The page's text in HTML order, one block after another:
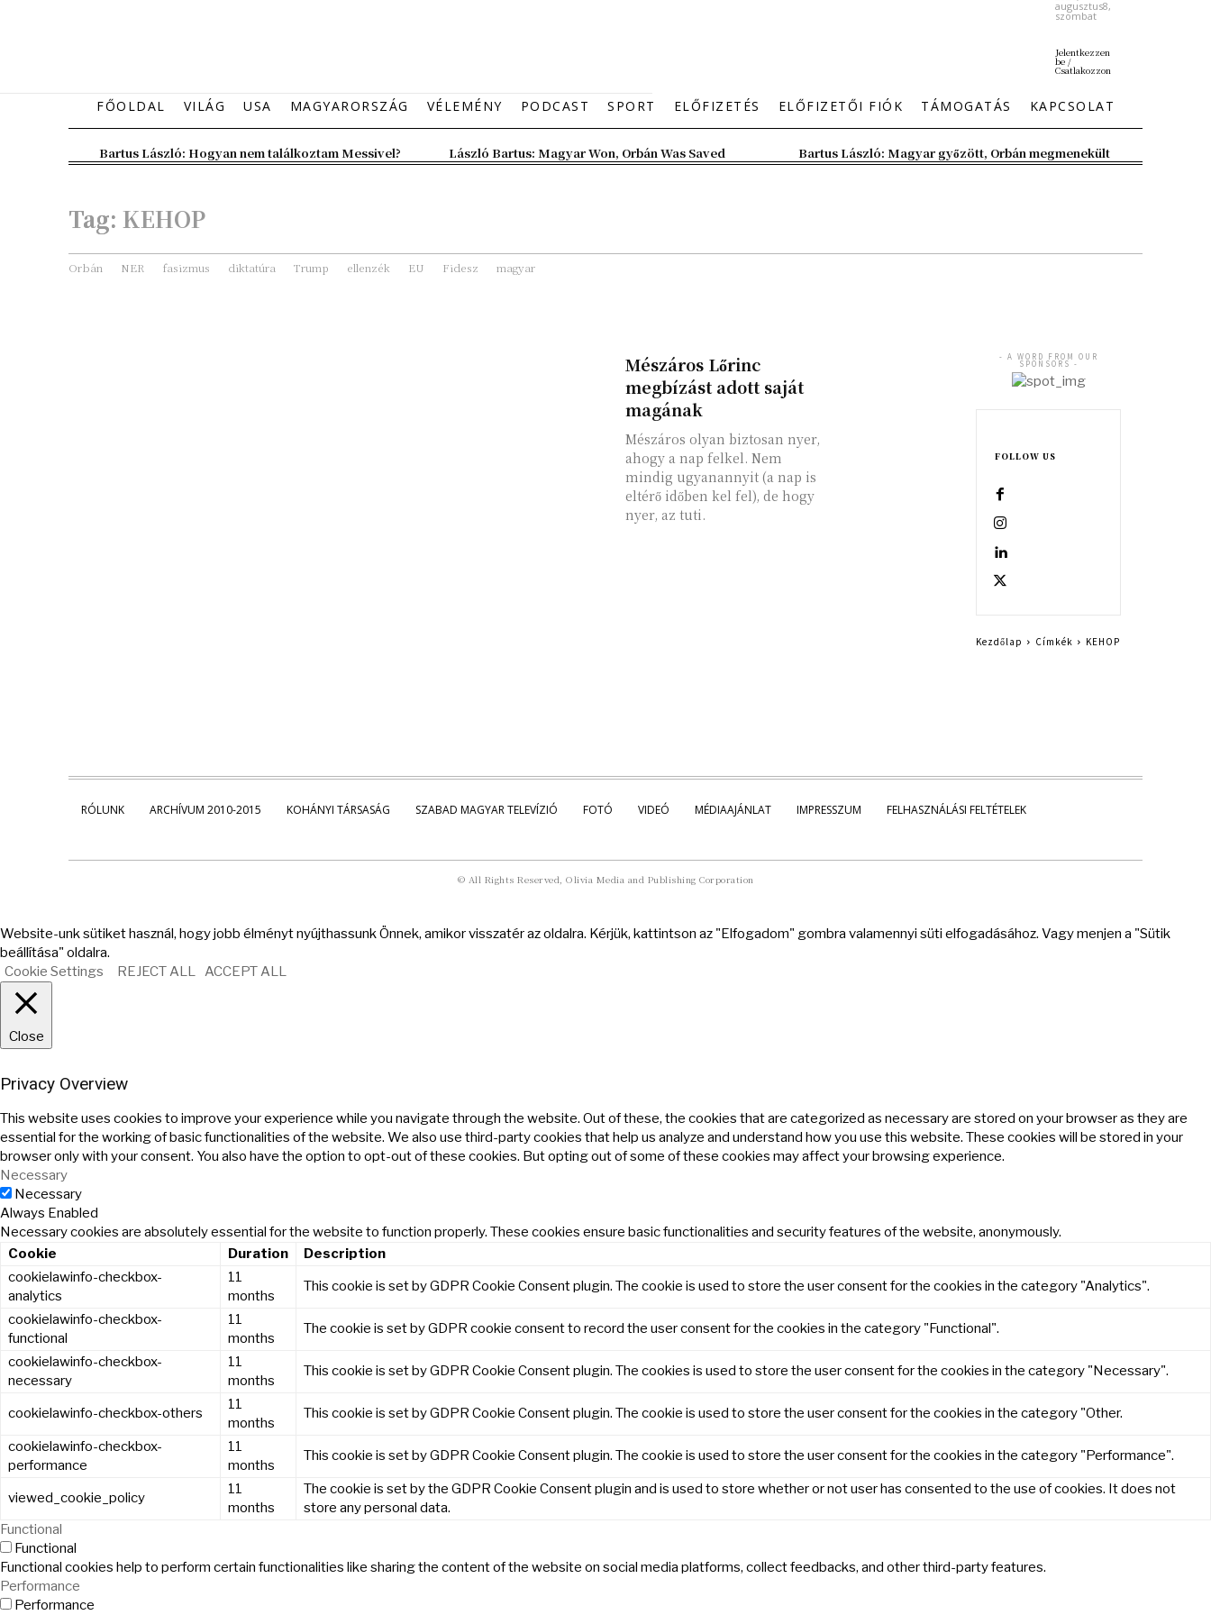
augusztus8,
szombat
Jelentkezzen
be /
Csatlakozzon
FŐOLDAL VILÁG USA MAGYARORSZÁG VÉLEMÉNY PODCAST SPORT ELŐFIZETÉS ELŐFIZETŐI FIÓK TÁMOGATÁS KAPCSOLAT
Bartus László: Hogyan nem találkoztam Messivel? László Bartus: Magyar Won, Orbán Was Saved Bartus László: Magyar győzött, Orbán megmenekült
Tag: KEHOP
Orbán NER fasizmus diktatúra Trump ellenzék EU Fidesz magyar
Mészáros Lőrinc
megbízást adott saját
magának
Mészáros olyan biztosan nyer,
ahogy a nap felkel. Nem
mindig ugyanannyit (a nap is
eltérő időben kel fel), de hogy
nyer, az tuti.
- A WORD FROM OUR
SPONSORS -
FOLLOW US
Kezdőlap Címkék KEHOP
RÓLUNK ARCHÍVUM 2010-2015 KOHÁNYI TÁRSASÁG SZABAD MAGYAR TELEVÍZIÓ FOTÓ VIDEÓ MÉDIAAJÁNLAT IMPRESSZUM FELHASZNÁLÁSI FELTÉTELEK
© All Rights Reserved, Olivia Media and Publishing Corporation
Website-unk sütiket használ, hogy jobb élményt nyújthassunk Önnek, amikor visszatér az oldalra. Kérjük, kattintson az "Elfogadom" gombra valamennyi süti elfogadásához. Vagy menjen a "Sütik
beállítása" oldalra.
Cookie Settings
REJECT ALL ACCEPT ALL
Close
Privacy Overview
This website uses cookies to improve your experience while you navigate through the website. Out of these, the cookies that are categorized as necessary are stored on your browser as they are
essential for the working of basic functionalities of the website. We also use third-party cookies that help us analyze and understand how you use this website. These cookies will be stored in your
browser only with your consent. You also have the option to opt-out of these cookies. But opting out of some of these cookies may affect your browsing experience.
Necessary
Necessary
Always Enabled
Necessary cookies are absolutely essential for the website to function properly. These cookies ensure basic functionalities and security features of the website, anonymously.
Cookie
Duration
Description
cookielawinfo-checkbox-
analytics
11
months
This cookie is set by GDPR Cookie Consent plugin. The cookie is used to store the user consent for the cookies in the category "Analytics".
cookielawinfo-checkbox-
functional
11
months
The cookie is set by GDPR cookie consent to record the user consent for the cookies in the category "Functional".
cookielawinfo-checkbox-
necessary
11
months
This cookie is set by GDPR Cookie Consent plugin. The cookies is used to store the user consent for the cookies in the category "Necessary".
cookielawinfo-checkbox-others
11
months
This cookie is set by GDPR Cookie Consent plugin. The cookie is used to store the user consent for the cookies in the category "Other.
cookielawinfo-checkbox-
performance
11
months
This cookie is set by GDPR Cookie Consent plugin. The cookie is used to store the user consent for the cookies in the category "Performance".
viewed_cookie_policy
11
months
The cookie is set by the GDPR Cookie Consent plugin and is used to store whether or not user has consented to the use of cookies. It does not
store any personal data.
Functional
Functional
Functional cookies help to perform certain functionalities like sharing the content of the website on social media platforms, collect feedbacks, and other third-party features.
Performance
Performance